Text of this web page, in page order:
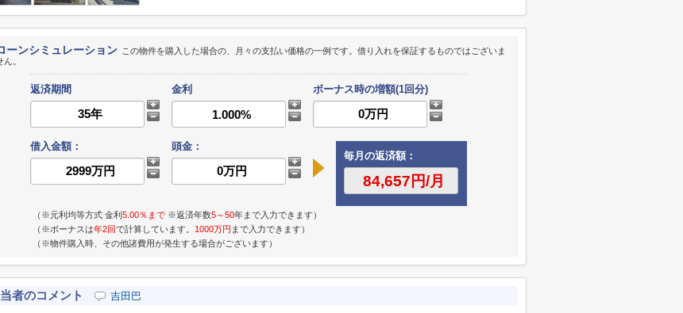
ーンシミュレーション この物件を購入した場合の、月々の支払い価格の一例です。借り入れを保証するものではございま
ん。
返済期間 金利 ボーナス時の増額(1回分)
借入金額：
頭金：
毎月の返済額：
（※元利均等方式 金利5.00％まで ※返済年数5～50年まで入力できます）
（※ボーナスは年2回で計算しています。 1000万円 まで入力できます）
（※物件購入時、その他諸費用が発生する場合がございます）
者のコメント 吉田巴